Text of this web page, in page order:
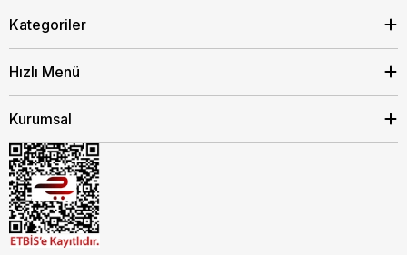
Kategoriler
Hızlı Menü
Kurumsal